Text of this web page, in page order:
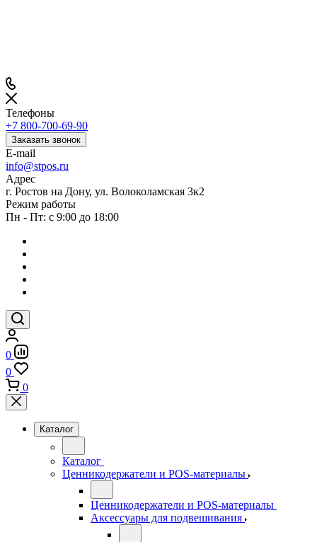
Телефоны
+7 800-700-69-90
Заказать звонок
E-mail
info@stpos.ru
Адрес
г. Ростов на Дону, ул. Волоколамская 3к2
Режим работы
Пн - Пт: с 9:00 до 18:00
0
0
0
Каталог
Каталог
Ценникодержатели и POS-материалы
Ценникодержатели и POS-материалы
Аксессуары для подвешивания